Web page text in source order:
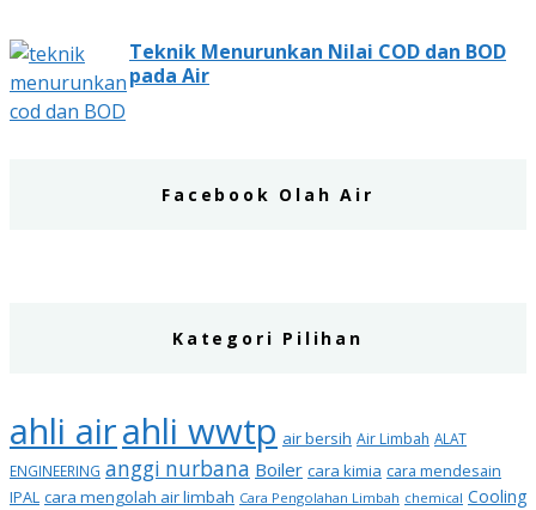
Teknik Menurunkan Nilai COD dan BOD
pada Air
Facebook Olah Air
Kategori Pilihan
ahli airahli wwtp air bersih Air Limbah ALAT
ENGINEERING anggi nurbana Boiler cara kimia cara mendesain
IPAL cara mengolah air limbah Cara Pengolahan Limbah chemical Cooling